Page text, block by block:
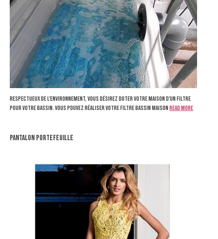
Respectueux de l'environnement, vous désirez doter votre maison d'un filtre
pour votre bassin. Vous pouvez réaliser votre filtre bassin maisonRead more
pantalon portefeuille